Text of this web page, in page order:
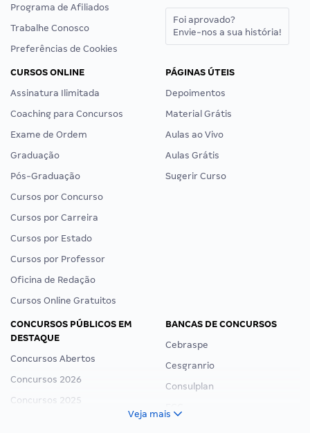
Programa de Afiliados
Trabalhe Conosco
Preferências de Cookies
Foi aprovado?
Envie-nos a sua história!
CURSOS ONLINE
Assinatura Ilimitada
Coaching para Concursos
Exame de Ordem
Graduação
Pós-Graduação
Cursos por Concurso
Cursos por Carreira
Cursos por Estado
Cursos por Professor
Oficina de Redação
Cursos Online Gratuitos
PÁGINAS ÚTEIS
Depoimentos
Material Grátis
Aulas ao Vivo
Aulas Grátis
Sugerir Curso
CONCURSOS PÚBLICOS EM
DESTAQUE
Concursos Abertos
Concursos 2026
Concursos 2025
BANCAS DE CONCURSOS
Cebraspe
Cesgranrio
Consulplan
Veja mais